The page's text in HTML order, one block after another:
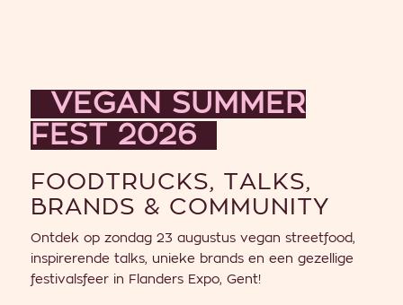
VEGAN SUMMER
FEST 2026
FOODTRUCKS, TALKS,
BRANDS & COMMUNITY
Ontdek op zondag 23 augustus vegan streetfood,
inspirerende talks, unieke brands en een gezellige
festivalsfeer in Flanders Expo, Gent!